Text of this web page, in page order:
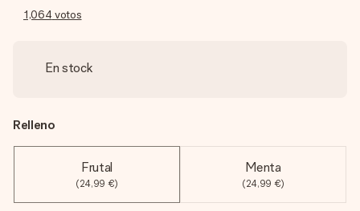
1,064 votos
En stock
Relleno
Frutal
(24,99 €)
Menta
(24,99 €)